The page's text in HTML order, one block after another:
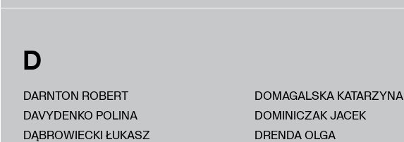
D
DARNTON ROBERT
DAVYDENKO POLINA
DĄBROWIECKI ŁUKASZ
DOMAGALSKA KATARZYNA
DOMINICZAK JACEK
DRENDA OLGA